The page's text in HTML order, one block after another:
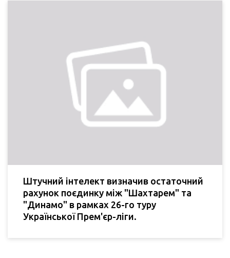
Штучний інтелект визначив остаточний
рахунок поєдинку між "Шахтарем" та
"Динамо" в рамках 26-го туру
Української Прем'єр-ліги.